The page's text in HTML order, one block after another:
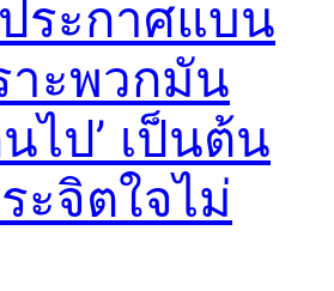
ระกาศแบน
าะพวกมัน
นไป’ เป็นต้น
ะจิตใจไม่